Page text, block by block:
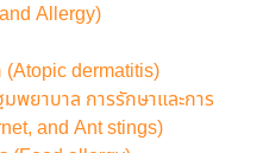
Allergy)
dermatitis)
ยาบาล การรักษาและการ
and Ant stings)